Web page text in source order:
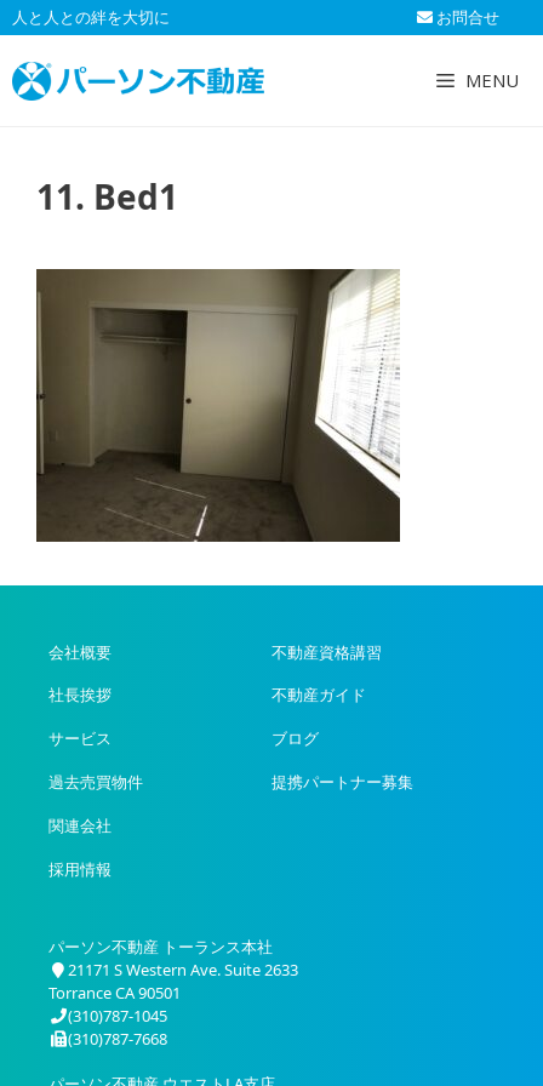
コ
ン
テ
ン
人と人との絆を大切に お問合せ
MENU
11. Bed1
会社概要
社長挨拶
サービス
過去売買物件
関連会社
採用情報
不動産資格講習
不動産ガイド
ブログ
提携パートナー募集
パーソン不動産 トーランス本社
21171 S Western Ave. Suite 2633
Torrance CA 90501
(310)787-1045
(310)787-7668